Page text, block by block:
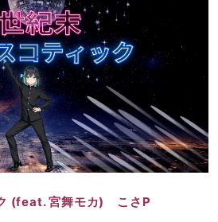
(feat. 宮舞モカ) こさP